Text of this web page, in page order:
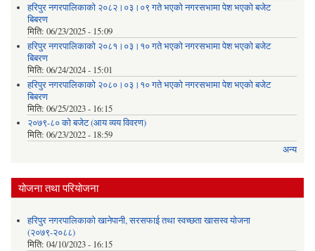
हरिपुर नगरपालिकाको २०८२।०३।०९ गते भएको नगरसभामा पेश भएको बजेट
बिबरण
मिति: 06/23/2025 - 15:09
हरिपुर नगरपालिकाको २०८१।०३।१० गते भएको नगरसभामा पेश भएको बजेट
बिबरण
मिति: 06/24/2024 - 15:01
हरिपुर नगरपालिकाको २०८०।०३।१० गते भएको नगरसभामा पेश भएको बजेट
बिबरण
मिति: 06/25/2023 - 16:15
२०७९-८० को बजेट (आय व्यय विवरण)
मिति: 06/23/2022 - 18:59
अन्य
योजना तथा परियोजना
हरिपुर नगरपालिकाको खानेपानी, सरसफाई तथा स्वच्छता खासस्व योजना
(२०७९-२०८८)
मिति: 04/10/2023 - 16:15